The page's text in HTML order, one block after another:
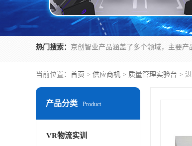
热门搜索：
当前位置： 首页 > 供应商机 > 质量管理实验台 >
产品分类 Product
VR物流实训